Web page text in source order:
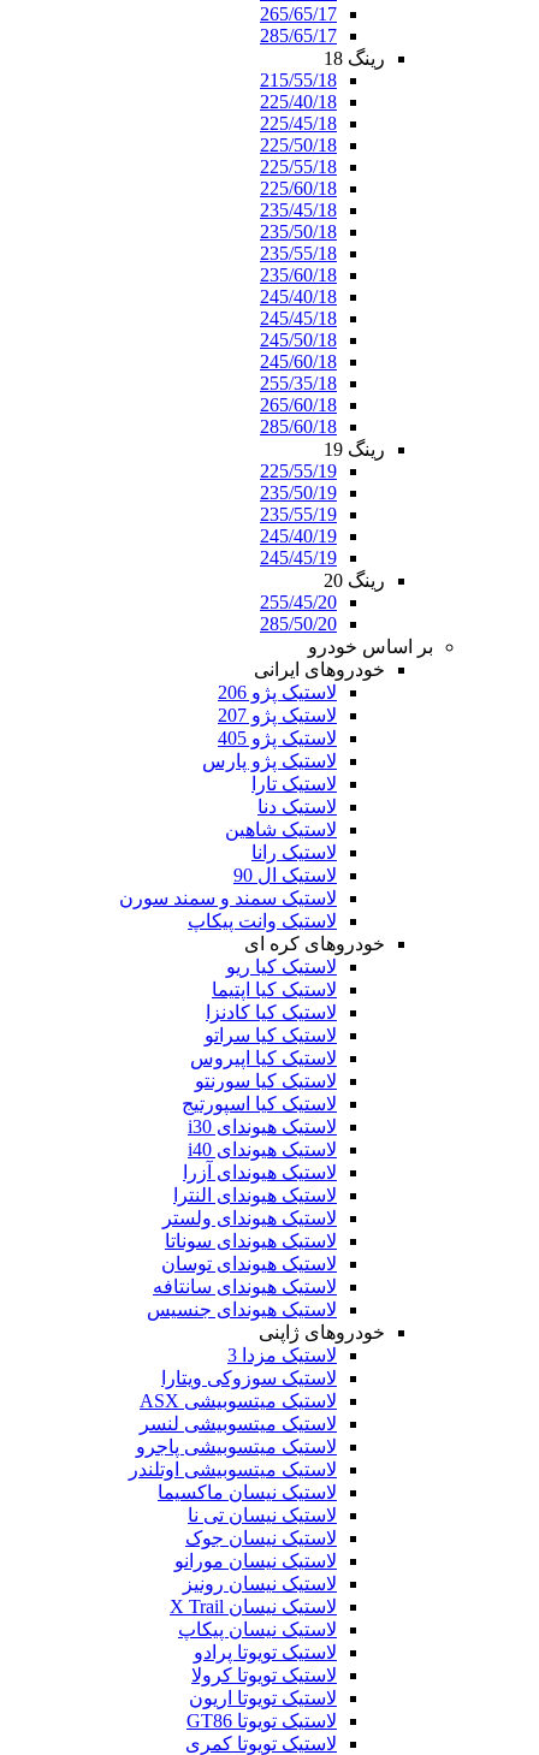
265/65/17
285/65/17
رینگ 18
215/55/18
225/40/18
225/45/18
225/50/18
225/55/18
225/60/18
235/45/18
235/50/18
235/55/18
235/60/18
245/40/18
245/45/18
245/50/18
245/60/18
255/35/18
265/60/18
285/60/18
رینگ 19
225/55/19
235/50/19
235/55/19
245/40/19
245/45/19
رینگ 20
255/45/20
285/50/20
بر اساس خودرو
خودروهای ایرانی
لاستیک پژو 206
لاستیک پژو 207
لاستیک پژو 405
لاستیک پژو پارس
لاستیک تارا
لاستیک دنا
لاستیک شاهین
لاستیک رانا
لاستیک ال 90
لاستیک سمند و سمند سورن
لاستیک وانت پیکاپ
خودروهای کره ای
لاستیک کیا ریو
لاستیک کیا اپتیما
لاستیک کیا کادنزا
لاستیک کیا سراتو
لاستیک کیا اپیروس
لاستیک کیا سورنتو
لاستیک کیا اسپورتیج
لاستیک هیوندای i30
لاستیک هیوندای i40
لاستیک هیوندای آزرا
لاستیک هیوندای النترا
لاستیک هیوندای ولستر
لاستیک هیوندای سوناتا
لاستیک هیوندای توسان
لاستیک هیوندای سانتافه
لاستیک هیوندای جنسیس
خودروهای ژاپنی
لاستیک مزدا 3
لاستیک سوزوکی ویتارا
لاستیک میتسوبیشی ASX
لاستیک میتسوبیشی لنسر
لاستیک میتسوبیشی پاجرو
لاستیک میتسوبیشی اوتلندر
لاستیک نیسان ماکسیما
لاستیک نیسان تی نا
لاستیک نیسان جوک
لاستیک نیسان مورانو
لاستیک نیسان رونیز
لاستیک نیسان X Trail
لاستیک نیسان پیکاپ
لاستیک تویوتا پرادو
لاستیک تویوتا کرولا
لاستیک تویوتا اریون
لاستیک تویوتا GT86
لاستیک تویوتا کمری